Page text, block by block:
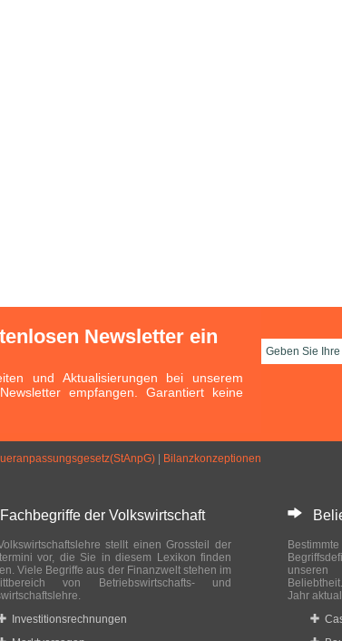
Newsletter ein
und Aktualisierungen bei unserem
empfangen. Garantiert keine
Bilanzkonzeptionen
der Volkswirtschaft
stellt einen Grossteil der
vor, die Sie in diesem Lexikon finden
Viele Begriffe aus der Finanzwelt stehen im
von Betriebswirtschafts- und
Investitionsrechnungen
Jahr